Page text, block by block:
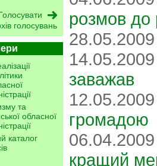
голосувань
та
обласної
каталог
розмов до
заважав
громадою
кращий